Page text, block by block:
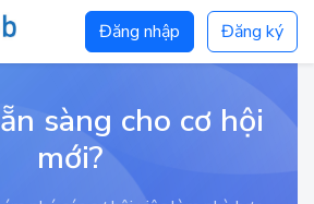
Đăng nhập Đăng ký
sàng cho cơ hội
mới?